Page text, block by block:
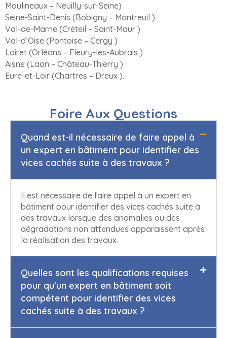
Moulineaux – Neuilly-sur-Seine)
Seine-Saint-Denis (Bobigny – Montreuil )
Val-de-Marne (Créteil – Saint-Maur )
Val-d’Oise (Pontoise – Cergy )
Loiret (Orléans – Fleury-les-Aubrais )
Aisne (Laon – Château-Thierry )
Eure-et-Loir (Chartres – Dreux ).
Foire Aux Questions
Quand est-il nécessaire de faire appel à
un expert en bâtiment pour identifier des
vices cachés suite à des travaux ?
Il est nécessaire de faire appel à un expert en
bâtiment pour identifier des vices cachés suite à
des travaux lorsque des anomalies ou des
dégradations non attendues apparaissent après
la réalisation des travaux.
Quelles sont les qualifications requises
pour qu'un expert en bâtiment soit
compétent pour identifier des vices
cachés suite à des travaux ?